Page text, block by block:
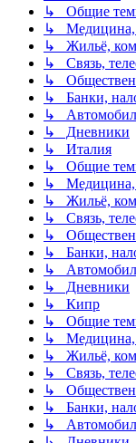
↳ Общие
↳ Медицина,
↳ Жильё,
↳ Связь,
↳
↳ Банки,
↳
↳ Дневники
↳ Италия
↳ Общие
↳ Медицина,
↳ Жильё,
↳ Связь,
↳
↳ Банки,
↳
↳ Дневники
↳ Кипр
↳ Общие
↳ Медицина,
↳ Жильё,
↳ Связь,
↳
↳ Банки,
↳